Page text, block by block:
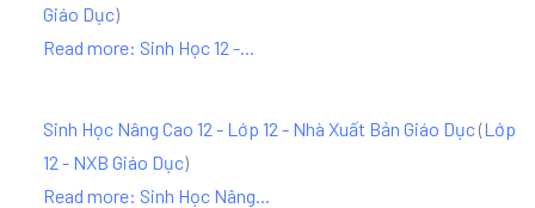
Giáo Dục)
Read more: Sinh Học 12 -...
Sinh Học Nâng Cao 12 - Lớp 12 - Nhà Xuất Bản Giáo Dục(Lớp
12 - NXB Giáo Dục)
Read more: Sinh Học Nâng...